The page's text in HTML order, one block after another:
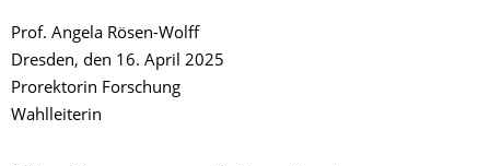
Prof. Angela Rösen-Wolff
Dresden, den 16. April 2025
Prorektorin Forschung
Wahlleiterin